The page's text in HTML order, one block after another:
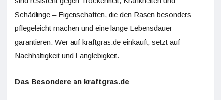
Schädlinge – Eigenschaften, die den Rasen besonders
pflegeleicht machen und eine lange Lebensdauer
garantieren. Wer auf kraftgras.de einkauft, setzt auf
Nachhaltigkeit und Langlebigkeit.
Das Besondere an kraftgras.de